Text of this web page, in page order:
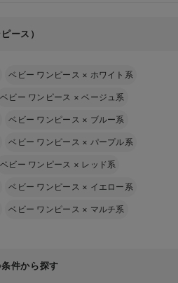
ース）
ベビー ワンピース × ホワイト系
ベビー ワンピース ×ベージュ系
ベビー ワンピース × ブルー系
ベビー ワンピース × パープル系
ベビー ワンピース × レッド系
ベビー ワンピース × イエロー系
ベビー ワンピース × マルチ系
件から探す